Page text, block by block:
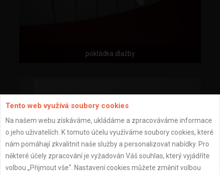
pokládka dlažby
Tento web využívá soubory cookies
Na našem webu získáváme, ukládáme a zpracováváme informace
o jeho uživatelích. K tomuto účelu využíváme soubory cookies, které
nám pomáhají zkvalitnit naše služby a personalizovat nabídky. Pro
některé účely zpracování je vyžadován Váš souhlas, který vyjádříte
volbou „Přijmout vše“. Nastavení cookies můžete změnit volbou